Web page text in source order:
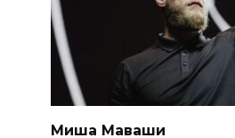
Миша Маваши